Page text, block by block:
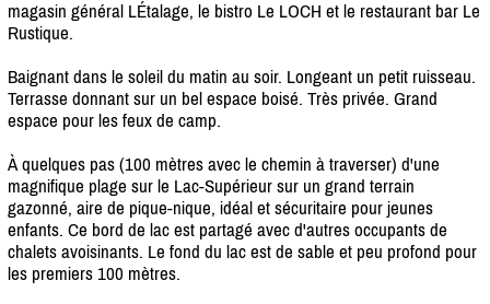
magasin général LÉtalage, le bistro Le LOCH et le restaurant bar Le
Rustique.
Baignant dans le soleil du matin au soir. Longeant un petit ruisseau.
Terrasse donnant sur un bel espace boisé. Très privée. Grand
espace pour les feux de camp.
À quelques pas (100 mètres avec le chemin à traverser) d'une
magnifique plage sur le Lac-Supérieur sur un grand terrain
gazonné, aire de pique-nique, idéal et sécuritaire pour jeunes
enfants. Ce bord de lac est partagé avec d'autres occupants de
chalets avoisinants. Le fond du lac est de sable et peu profond pour
les premiers 100 mètres.